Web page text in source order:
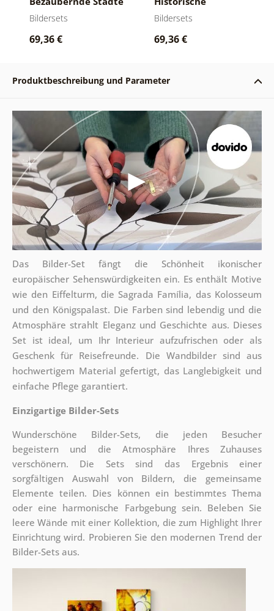
Bildersets
69,36 €
Denkmäler in
Farben
Bildersets
69,36 €
Produktbeschreibung und Parameter
Das Bilder-Set fängt die Schönheit ikonischer
europäischer Sehenswürdigkeiten ein. Es enthält Motive
wie den Eiffelturm, die Sagrada Família, das Kolosseum
und den Königspalast. Die Farben sind lebendig und die
Atmosphäre strahlt Eleganz und Geschichte aus. Dieses
Set ist ideal, um Ihr Interieur aufzufrischen oder als
Geschenk für Reisefreunde. Die Wandbilder sind aus
hochwertigem Material gefertigt, das Langlebigkeit und
einfache Pflege garantiert.
Einzigartige Bilder-Sets
Wunderschöne Bilder-Sets, die jeden Besucher
begeistern und die Atmosphäre Ihres Zuhauses
verschönern. Die Sets sind das Ergebnis einer
sorgfältigen Auswahl von Bildern, die gemeinsame
Elemente teilen. Dies können ein bestimmtes Thema
oder eine harmonische Farbgebung sein. Beleben Sie
leere Wände mit einer Kollektion, die zum Highlight Ihrer
Einrichtung wird. Probieren Sie den modernen Trend der
Bilder-Sets aus.